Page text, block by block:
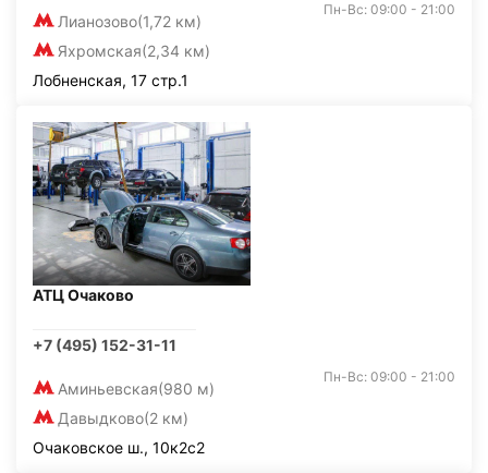
Лианозово(1,72 км)
Яхромская(2,34 км)
Пн-Вс: 09:00 - 21:00
Лобненская, 17 стр.1
АТЦ Очаково
+7 (495) 152-31-11
Аминьевская(980 м)
Давыдково(2 км)
Пн-Вс: 09:00 - 21:00
Очаковское ш., 10к2с2